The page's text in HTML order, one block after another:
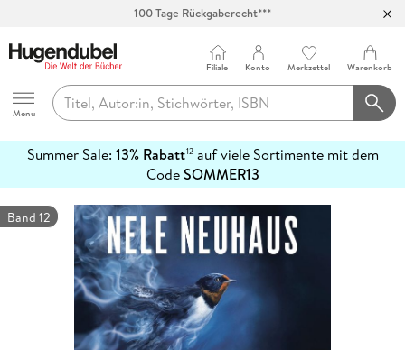
Hugendubel
Menu
Filiale Konto Merkzettel Warenkorb
Summer Sale: 13% Rabatt12auf viele Sortimente mit dem
CodeSOMMER13
erfahren
Band 12